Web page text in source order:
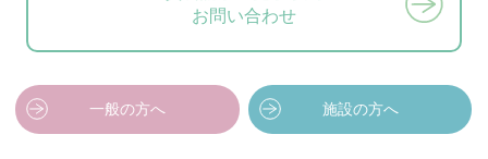
お問い合わせ
一般の方へ 施設の方へ